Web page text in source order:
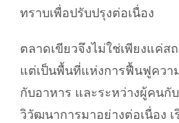
ทราบเพื่อปรับปรุงต่อเนื่อง
ตลาดเขียวจึงไม่ใช่เพียงแค่
แต่เป็นพื้นที่แห่งการฟื้นฟูควา
กับอาหาร และระหว่างผู้คนกั
วิวัฒนาการมาอย่างต่อเนื่อง เ